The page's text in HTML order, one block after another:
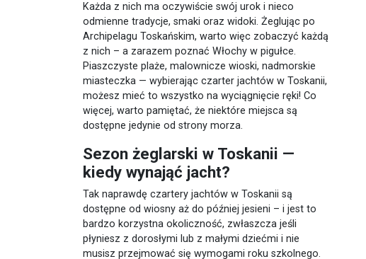
Każda z nich ma oczywiście swój urok i nieco
odmienne tradycje, smaki oraz widoki. Żeglując po
Archipelagu Toskańskim, warto więc zobaczyć każdą
z nich – a zarazem poznać Włochy w pigułce.
Piaszczyste plaże, malownicze wioski, nadmorskie
miasteczka — wybierając czarter jachtów w Toskanii,
możesz mieć to wszystko na wyciągnięcie ręki! Co
więcej, warto pamiętać, że niektóre miejsca są
dostępne jedynie od strony morza.
Sezon żeglarski w Toskanii —
kiedy wynająć jacht?
Tak naprawdę czartery jachtów w Toskanii są
dostępne od wiosny aż do później jesieni – i jest to
bardzo korzystna okoliczność, zwłaszcza jeśli
płyniesz z dorosłymi lub z małymi dziećmi i nie
musisz przejmować się wymogami roku szkolnego.